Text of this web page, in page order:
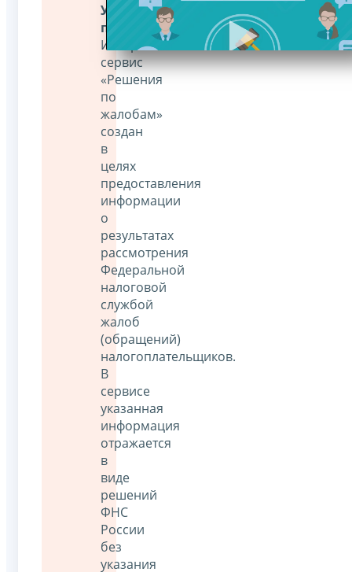
Уважаемые
пользователи!
Интернет-
сервис
«Решения
по
жалобам»
создан
в
целях
предоставления
информации
о
результатах
рассмотрения
Федеральной
налоговой
службой
жалоб
(обращений)
налогоплательщиков.
В
сервисе
указанная
информация
отражается
в
виде
решений
ФНС
России
без
указания